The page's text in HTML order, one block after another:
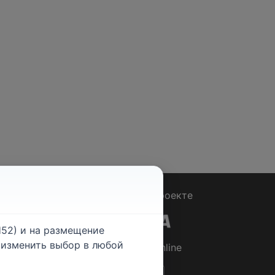
О проекте
© 2026Rabotniki.online
и на размещение
выбор в любой